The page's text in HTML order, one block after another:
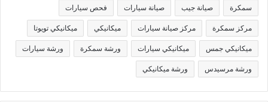
سمكرة صيانة جيب صيانة سيارات فحص سيارات
مركز سمكرة مركز صيانة سيارات ميكانيكي ميكانيكي تويوتا
ميكانيكي جمس ميكانيكي سيارات ورشة سمكرة ورشة سيارات
ورشة مرسيدس ورشة ميكانيكي